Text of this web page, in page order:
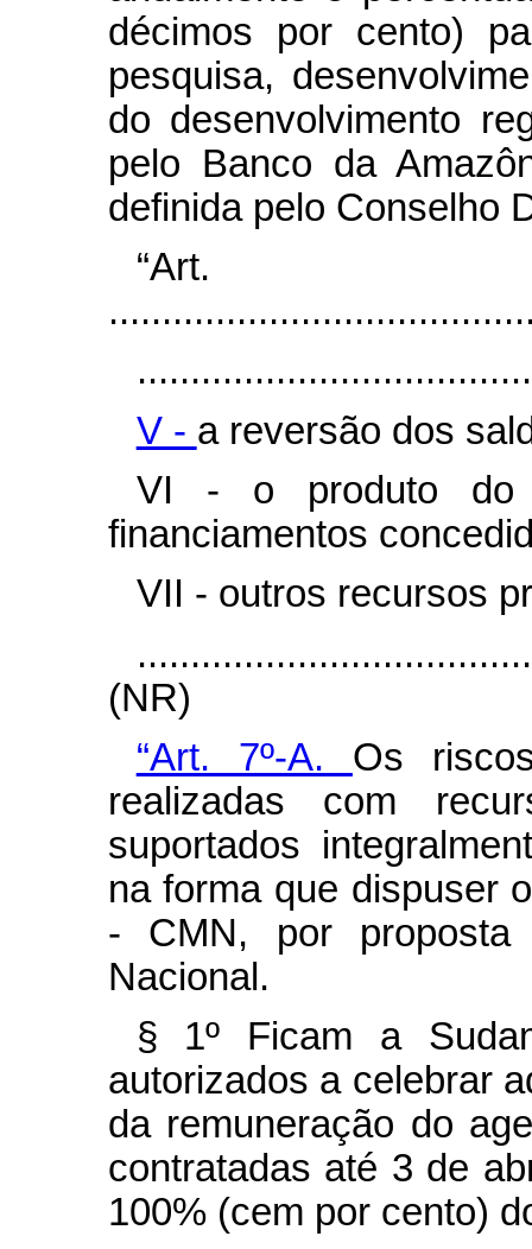
décimos por cento)
pesquisa,
do desenvolvimento
pelo Banco da
definida pelo Conselho
V - a reversão dos
VI - o produto do
financiamentos
VII - outros recursos
(NR)
“Art. 7º-A. Os
realizadas com
suportados
na forma que dispuser
- CMN, por proposta
Nacional.
§ 1º Ficam a
autorizados a celebrar
da remuneração do
contratadas até 3 de
100% (cem por cento)